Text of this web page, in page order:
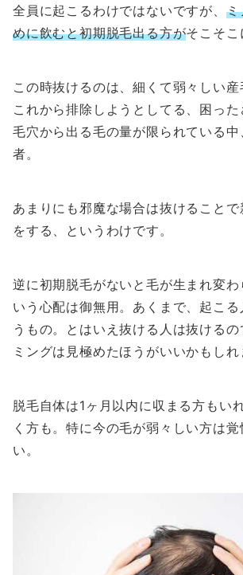
全員に起こるわけではないですが、 ミ
めに飲むと初期脱毛出る方がそこそこ
この時抜けるのは、細くて弱々しい産
これから排除しようとしてる、困った
毛穴から出る毛の量が限られている
者。
あまりにも邪魔な場合は抜けること
をする、というわけです。
逆に初期脱毛がないと毛が生まれ変わ
いう心配は御無用。あくまで、起こ
うもの。とはいえ抜ける人は抜けるの
ミングは見極めたほうがいいかもしれ
脱毛自体は1ヶ月以内に収まる方もい
く方も。特に今の毛が弱々しい方は覚
い。